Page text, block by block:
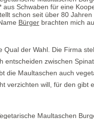
aus Schwaben für eine
schon seit über 80
Bürger brachten mich
der Wahl. Die Firma
entscheiden zwischen
die Maultaschen auch
verzichten will, für den gibt